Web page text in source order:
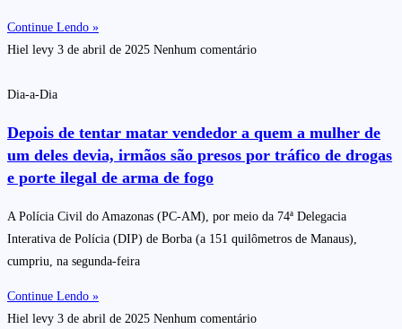
Continue Lendo »
Hiel levy 3 de abril de 2025 Nenhum comentário
Dia-a-Dia
Depois de tentar matar vendedor a quem a mulher de
um deles devia, irmãos são presos por tráfico de drogas
e porte ilegal de arma de fogo
A Polícia Civil do Amazonas (PC-AM), por meio da 74ª Delegacia
Interativa de Polícia (DIP) de Borba (a 151 quilômetros de Manaus),
cumpriu, na segunda-feira
Continue Lendo »
Hiel levy 3 de abril de 2025 Nenhum comentário